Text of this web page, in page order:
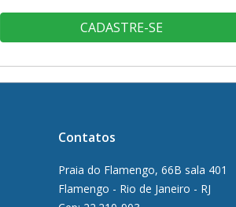
CADASTRE-SE
Contatos
Praia do Flamengo, 66B sala 401
Flamengo - Rio de Janeiro - RJ